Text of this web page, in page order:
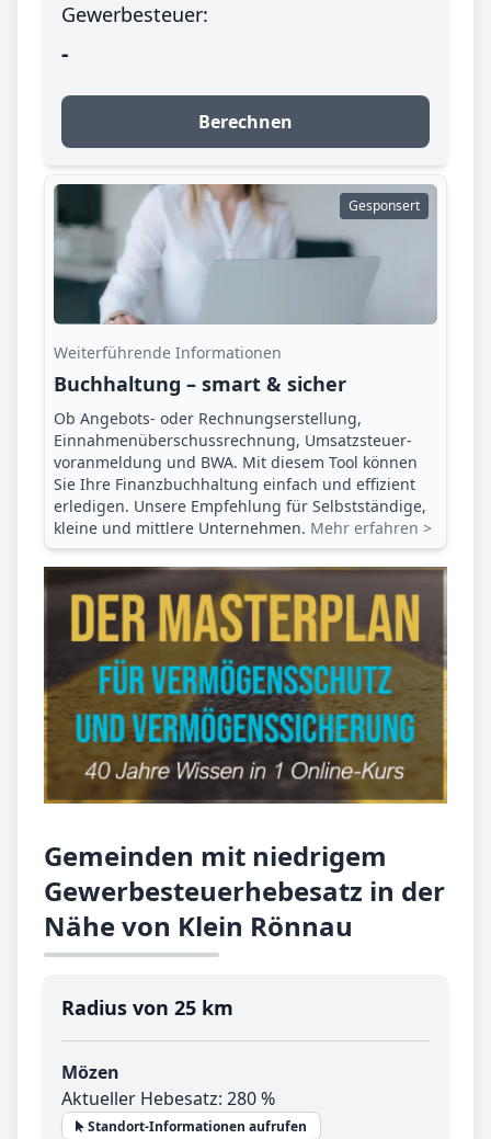
Gewerbesteuer:
-
Berechnen
Gesponsert
Weiterführende Informationen
Buchhaltung – smart & sicher
Ob Angebots- oder Rechnungserstellung,
Einnahmenüberschuss­rechnung, Umsatzsteuer­
voranmeldung und BWA. Mit diesem Tool können
Sie Ihre Finanz­buchhaltung einfach und effizient
erledigen. Unsere Empfehlung für Selbstständige,
kleine und mittlere Unternehmen. Mehr erfahren >
Gemeinden mit niedrigem
Gewerbesteuerhebesatz in der
Nähe von Klein Rönnau
Radius von 25 km
Mözen
Aktueller Hebesatz: 280 %
Standort-Informationen aufrufen